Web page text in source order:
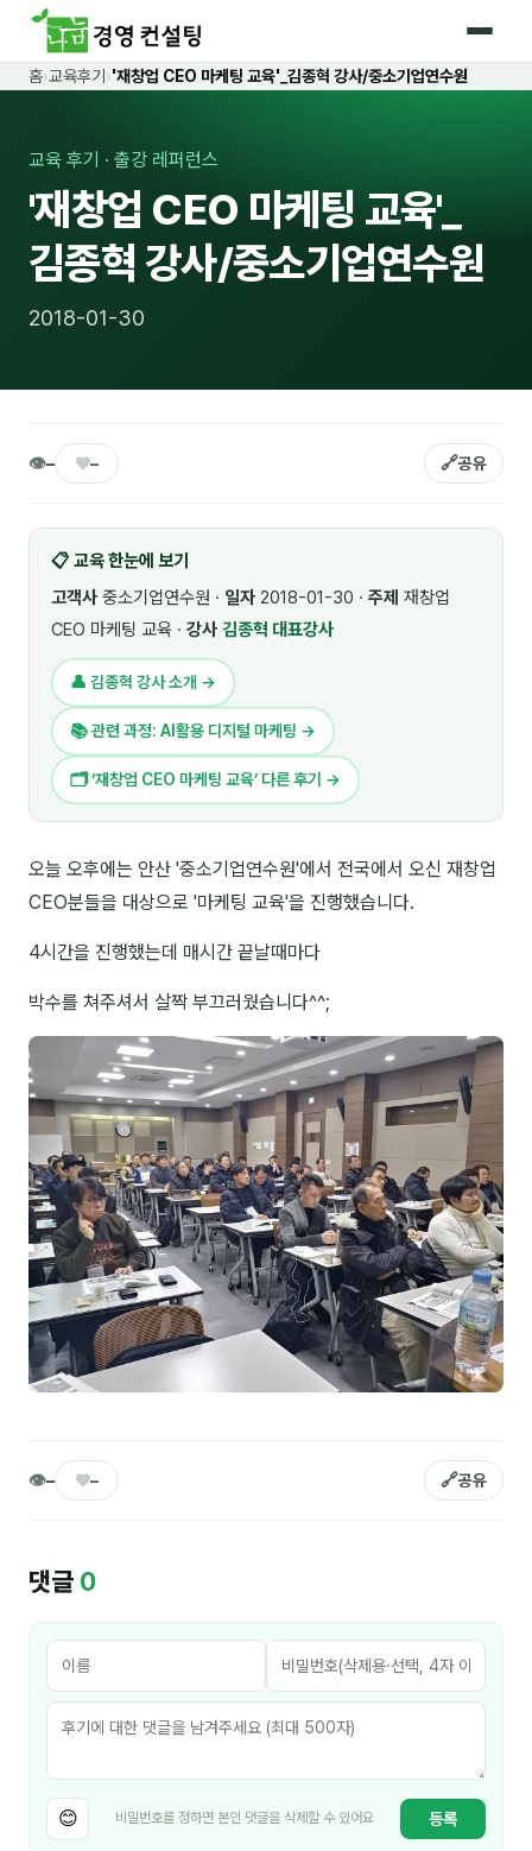
홈
커리큘럼
🛡️ 법정 의무교육 4종
🤖 AI · IT 교육
🧭 경영전략 · 트렌드 8
🎓 강사육성 · 교수법
🏭 산업 특화
💻 IT · 디지털
🎬 영상 · 콘텐츠
📊 프레젠테이션 · 기획
🚀 창업 · 커리어 13
🗣️ 외국어 강의
🤲 협력강사 과정 15
온라인강의 NEW
📈 B2B 마케팅
🤖 AI 실무 2
🧭 기획·전략 1
강사
김종혁
김경태
김지혜
김휘
Maria
홈›교육후기 ›'재창업 CEO 마케팅 교육'_김종혁 강사/중소기업연수원
교육 후기 · 출강 레퍼런스
'재창업 CEO 마케팅 교육'_
김종혁 강사/중소기업연수원
2018-01-30
👁– ♥– 🔗공유
📋 교육 한눈에 보기
고객사 중소기업연수원 · 일자 2018-01-30 · 주제 재창업
CEO 마케팅 교육 · 강사 김종혁 대표강사
👤 김종혁 강사 소개 →
📚 관련 과정: AI활용 디지털 마케팅 →
🗂 ‘재창업 CEO 마케팅 교육’ 다른 후기 →
오늘 오후에는 안산 '중소기업연수원'에서 전국에서 오신 재창업
CEO분들을 대상으로 '마케팅 교육'을 진행했습니다.
4시간을 진행했는데 매시간 끝날때마다
박수를 쳐주셔서 살짝 부끄러웠습니다^^;
👁– ♥– 🔗공유
댓글 0
😊 비밀번호를 정하면 본인 댓글을 삭제할 수 있어요 등록